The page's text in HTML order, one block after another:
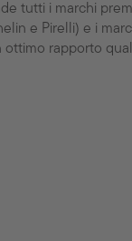
tutti i marchi
e Pirelli) e i
ottimo rapporto